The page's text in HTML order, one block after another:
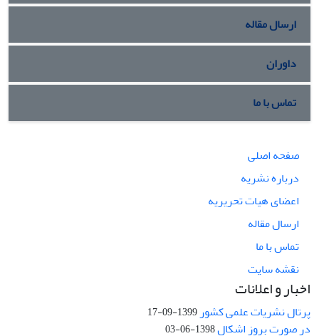
ارسال مقاله
داوران
تماس با ما
صفحه اصلی
درباره نشریه
اعضای هیات تحریریه
ارسال مقاله
تماس با ما
نقشه سایت
اخبار و اعلانات
پرتال نشریات علمی کشور1399-09-17
در صورت بروز اشکال1398-06-03